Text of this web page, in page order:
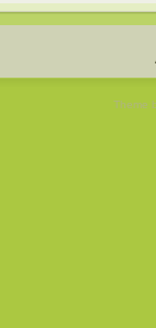
Theme